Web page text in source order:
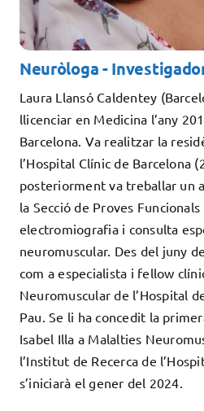
Neuròloga -
Laura Llansó Caldentey
llicenciar en Medicina l’any
Barcelona. Va realitzar la
l’Hospital Clínic de Barcelona
posteriorment va treballar un
la Secció de Proves
electromiografia i consulta
neuromuscular. Des del juny
com a especialista i fellow
Neuromuscular de l’Hospital
Pau. Se li ha concedit la
Isabel Illa a Malalties
l’Institut de Recerca de
s’iniciarà el gener del 2024.